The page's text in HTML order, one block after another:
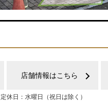
店舗情報はこちら
定休日：水曜日（祝日は除く）